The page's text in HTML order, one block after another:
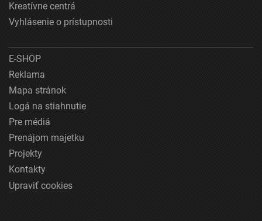
Kreatívne centrá
Vyhlásenie o prístupnosti
E-SHOP
Reklama
Mapa stránok
Logá na stiahnutie
Pre médiá
Prenájom majetku
Projekty
Kontakty
Upraviť cookies